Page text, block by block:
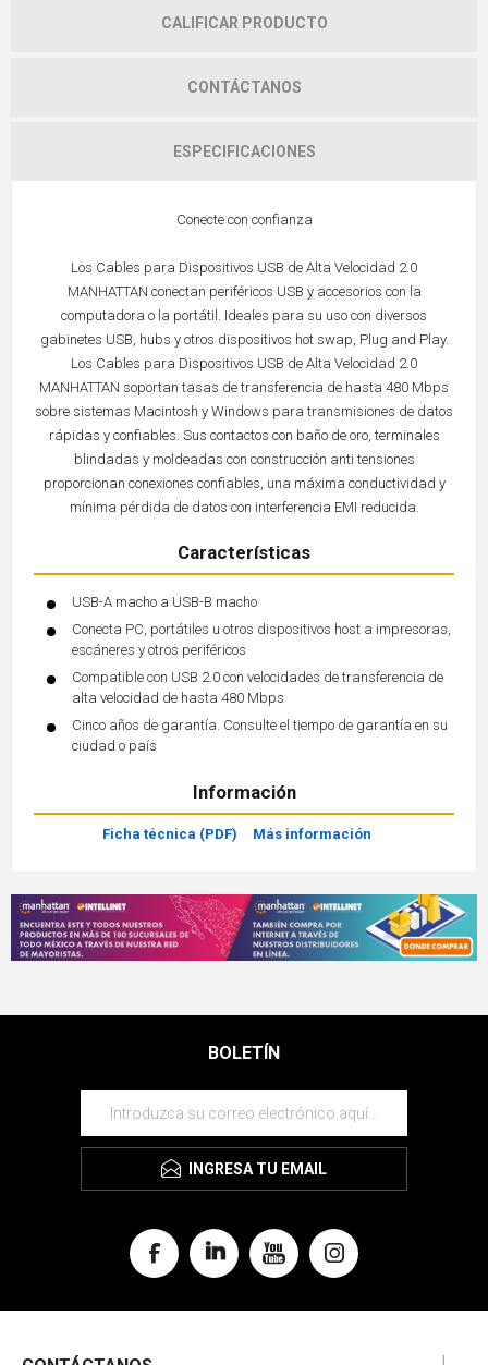
CALIFICAR PRODUCTO
CONTÁCTANOS
ESPECIFICACIONES
Conecte con confianza
Los Cables para Dispositivos USB de Alta Velocidad 2.0
MANHATTAN conectan periféricos USB y accesorios con la
computadora o la portátil. Ideales para su uso con diversos
gabinetes USB, hubs y otros dispositivos hot swap, Plug and Play.
Los Cables para Dispositivos USB de Alta Velocidad 2.0
MANHATTAN soportan tasas de transferencia de hasta 480 Mbps
sobre sistemas Macintosh y Windows para transmisiones de datos
rápidas y confiables. Sus contactos con baño de oro, terminales
blindadas y moldeadas con construcción anti tensiones
proporcionan conexiones confiables, una máxima conductividad y
mínima pérdida de datos con interferencia EMI reducida.
Características
USB-A macho a USB-B macho
Conecta PC, portátiles u otros dispositivos host a impresoras,
escáneres y otros periféricos
Compatible con USB 2.0 con velocidades de transferencia de
alta velocidad de hasta 480 Mbps
Cinco años de garantía. Consulte el tiempo de garantía en su
ciudad o país
Información
Ficha técnica (PDF) Más información
BOLETÍN
INGRESA TU EMAIL